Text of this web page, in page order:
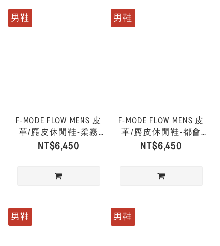
男鞋
F-MODE FLOW MENS 皮
革/麂皮休閒鞋-柔霧
灰/炭灰色
NT$6,450
男鞋
F-MODE FLOW MENS 皮
革/麂皮休閒鞋-都會
白/淡沙色
NT$6,450
男鞋 男鞋